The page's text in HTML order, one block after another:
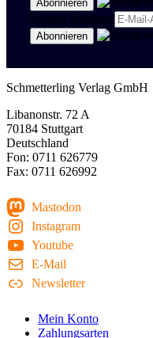
Region Stuttgart
Schmetterling Verlag GmbH
Libanonstr. 72 A
70184 Stuttgart
Deutschland
Fon: 0711 626779
Fax: 0711 626992
Mastodon
Instagram
Youtube
E-Mail
Newsletter
Mein Konto
Zahlungsarten